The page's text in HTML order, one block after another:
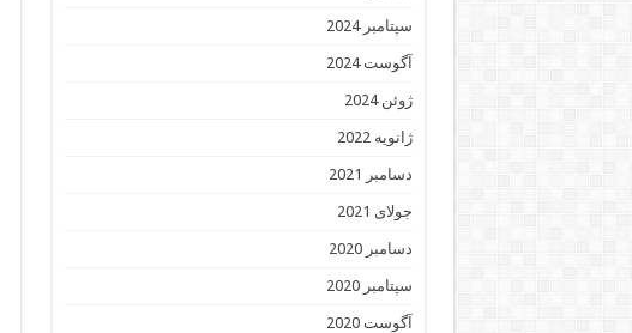
سپتامبر 2024
آگوست 2024
ژوئن 2024
ژانویه 2022
دسامبر 2021
جولای 2021
دسامبر 2020
سپتامبر 2020
آگوست 2020